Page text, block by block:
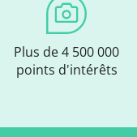
Plus de 4 500 000
points d'intérêts